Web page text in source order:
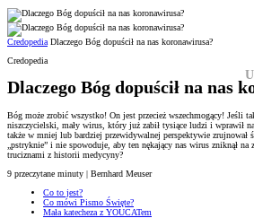
Credopedia Dlaczego Bóg dopuścił na nas koronawirusa?
Credopedia
Dlaczego Bóg dopuścił na nas
Bóg może zrobić wszystko! On jest przecież wszechmogący! Jeśli
niszczycielski, mały wirus, który już zabił tysiące ludzi i wprawił
także w mniej lub bardziej przewidywalnej perspektywie zrujnował
„pstryknie” i nie spowoduje, aby ten nękający nas wirus zniknął
truciznami z historii medycyny?
9 przeczytane minuty | Bernhard Meuser
Co to jest?
Co mówi Pismo Święte?
Mała katecheza z YOUCATem